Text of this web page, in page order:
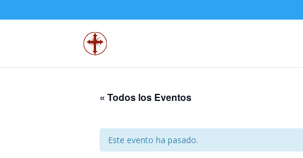
« Todos los Eventos
Este evento ha pasado.